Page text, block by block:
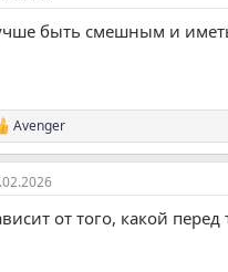
быть смешным и
Avenger
от того, какой